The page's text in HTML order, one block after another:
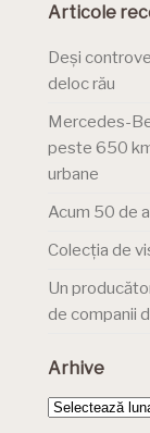
Articole
Deși
deloc rău
Mercedes-
peste 650
urbane
Acum 50 de
Colecția de
Un
de companii
Arhive
Arhive